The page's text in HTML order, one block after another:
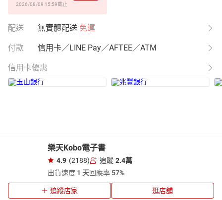
2026/08/09 15:59截止
配送 無實體配送 免運
付款 信用卡／LINE Pay／AFTEE／ATM
信用卡優惠
樂天Kobo電子書
4.9 (2188) 追蹤 2.4萬
出貨速度 1 天回應率57%
追蹤店家 逛店舖